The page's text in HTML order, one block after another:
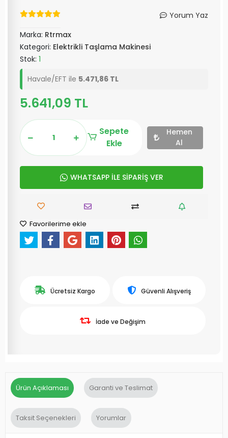
Yorum Yaz
Marka: Rtrmax
Kategori: Elektrikli Taşlama Makinesi
Stok: 1
Havale/EFT ile 5.471,86 TL
5.641,09 TL
Sepete
Ekle
Hemen
Al
WHATSAPP İLE SİPARİŞ VER
Favorilerime ekle
Ücretsiz Kargo Güvenli Alışveriş
İade ve Değişim
Ürün Açıklaması Garanti ve Teslimat
Taksit Seçenekleri Yorumlar